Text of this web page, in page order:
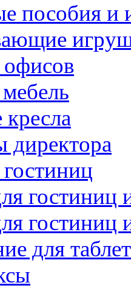
пособия и
директора
гостиниц
для